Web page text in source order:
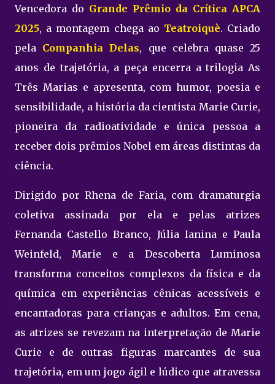
Vencedora do Grande Prêmio da Crítica APCA
2025, a montagem chega ao Teatroiquè. Criado
pela Companhia Delas, que celebra quase 25
anos de trajetória, a peça encerra a trilogia As
Três Marias e apresenta, com humor, poesia e
sensibilidade, a história da cientista Marie Curie,
pioneira da radioatividade e única pessoa a
receber dois prêmios Nobel em áreas distintas da
ciência.
Dirigido por Rhena de Faria, com dramaturgia
coletiva assinada por ela e pelas atrizes
Fernanda Castello Branco, Júlia Ianina e Paula
Weinfeld, Marie e a Descoberta Luminosa
transforma conceitos complexos da física e da
química em experiências cênicas acessíveis e
encantadoras para crianças e adultos. Em cena,
as atrizes se revezam na interpretação de Marie
Curie e de outras figuras marcantes de sua
trajetória, em um jogo ágil e lúdico que atravessa